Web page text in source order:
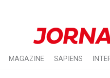
MAGAZINE SAPIENS